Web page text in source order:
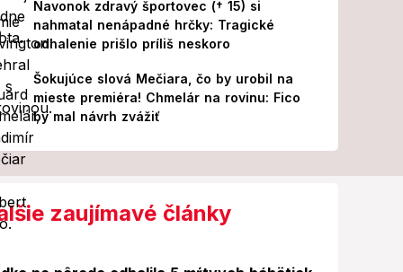
Navonok zdravý športovec († 15) si
nahmatal nenápadné hrčky: Tragické
odhalenie prišlo príliš neskoro
Šokujúce slová Mečiara, čo by urobil na
mieste premiéra! Chmelár na rovinu: Fico
by mal návrh zvážiť
zaujímavé články